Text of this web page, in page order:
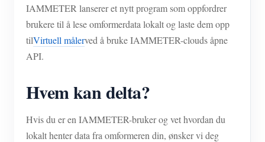
IAMMETER lanserer et nytt program som oppfordrer
brukere til å lese omformerdata lokalt og laste dem opp
tilVirtuell målerved å bruke IAMMETER-clouds åpne
API.
Hvem kan delta?
Hvis du er en IAMMETER-bruker og vet hvordan du
lokalt henter data fra omformeren din, ønsker vi deg